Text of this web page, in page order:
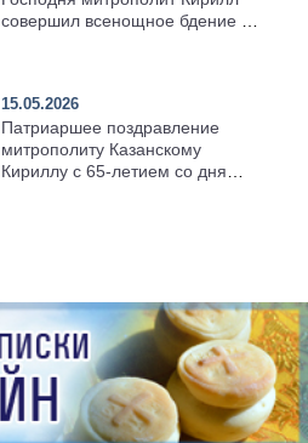
совершил всенощное бдение в
15.05.2026
Патриаршее поздравление
митрополиту Казанскому
Кириллу с 65-летием со дня